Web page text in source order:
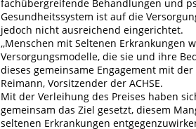
fachübergreifende Behandlungen und
Gesundheitssystem ist auf die
jedoch nicht ausreichend eingerichtet.
,,Menschen mit Seltenen
Versorgungsmodelle, die sie und ihre
dieses gemeinsame Engagement mit
Reimann, Vorsitzender der ACHSE.
Mit der Verleihung des Preises haben
gemeinsam das Ziel gesetzt, diesem
seltenen Erkrankungen